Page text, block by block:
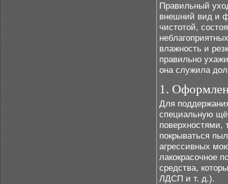
Правильный
внешний вид и
чистотой,
влажность и
правильно
она служила
1.
Для
специальную
поверхностями,
покрываться
агрессивных
лакокрасочное
средства,
ЛДСП и т. д.).